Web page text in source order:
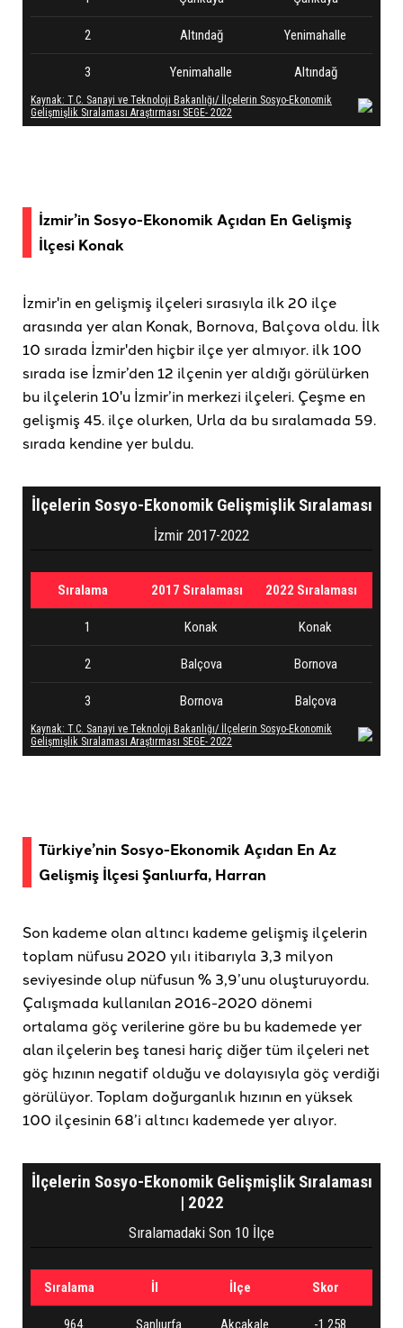
İzmir’in Sosyo-Ekonomik Açıdan En Gelişmiş
İlçesi Konak
İzmir'in en gelişmiş ilçeleri sırasıyla ilk 20 ilçe
arasında yer alan Konak, Bornova, Balçova oldu. İlk
10 sırada İzmir'den hiçbir ilçe yer almıyor. ilk 100
sırada ise İzmir’den 12 ilçenin yer aldığı görülürken
bu ilçelerin 10'u İzmir’in merkezi ilçeleri. Çeşme en
gelişmiş 45. ilçe olurken, Urla da bu sıralamada 59.
sırada kendine yer buldu.
Türkiye’nin Sosyo-Ekonomik Açıdan En Az
Gelişmiş İlçesi Şanlıurfa, Harran
Son kademe olan altıncı kademe gelişmiş ilçelerin
toplam nüfusu 2020 yılı itibarıyla 3,3 milyon
seviyesinde olup nüfusun % 3,9’unu oluşturuyordu.
Çalışmada kullanılan 2016-2020 dönemi
ortalama göç verilerine göre bu bu kademede yer
alan ilçelerin beş tanesi hariç diğer tüm ilçeleri net
göç hızının negatif olduğu ve dolayısıyla göç verdiği
görülüyor. Toplam doğurganlık hızının en yüksek
100 ilçesinin 68’i altıncı kademede yer alıyor.